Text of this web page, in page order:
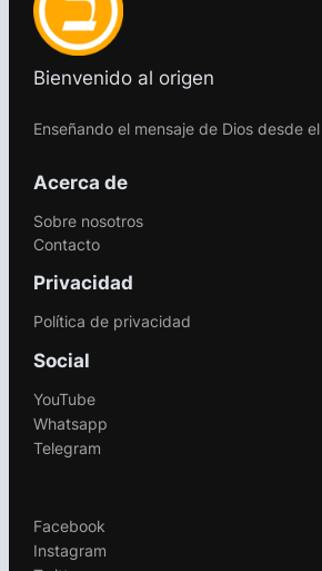
Bienvenido al origen
Enseñando el mensaje de Dios desde
Acerca de
Sobre nosotros
Contacto
Privacidad
Política de privacidad
Social
YouTube
Whatsapp
Telegram
Facebook
Instagram